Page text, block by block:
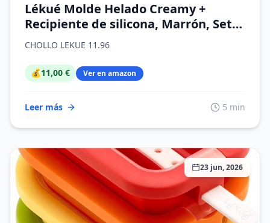
Lékué Molde Helado Creamy +
Recipiente de silicona, Marrón, Set
de 4
CHOLLO LEKUE 11.96
💰11,00 € Ver en amazon
Leer más 5 min
23 jun, 2026